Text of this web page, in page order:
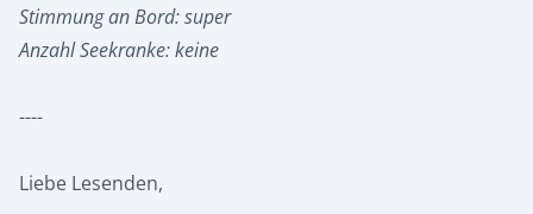
Stimmung an Bord: super
Anzahl Seekranke: keine
----
Liebe Lesenden,